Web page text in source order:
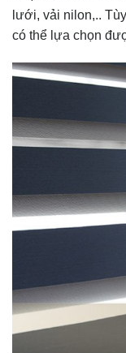
lưới, vải nilon,..
có thể lựa chọn